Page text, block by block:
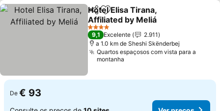
PartilharAdicionar aos favoritos
Hotel Elisa Tirana,
Affiliated by Meliá
Ver preços
4 Estrelas
9,1 Excelente
2.911
a 1.0 km de Sheshi Skënderbej
Quartos espaçosos com vista para a
montanha
De € 93